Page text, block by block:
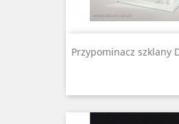
Przypominacz szklany